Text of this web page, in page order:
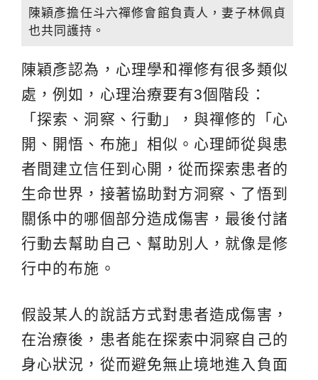
陳穎彥擔任斗六禪修會館負責人，妻子林佩貞
也共同護持。
陳穎彥認為，心理學和禪修有很多類似
處，例如，心理治療要有3個階段：
「探索、洞察、行動」，與禪修的「心
開、開悟、布施」相似。心理師從與患
者間建立信任到心開，從而探索患者的
生命世界，接著協助對方洞察、了悟到
關係中的哪個部分造成傷害，最後付諸
行動去幫助自己、幫助別人，就像是修
行中的布施。
假設某人的說話方式對患者造成傷害，
在治療後，患者能在探索中洞察自己的
身心狀況，從而避免無止境地進入負面